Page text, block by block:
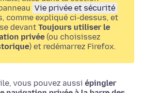
Vie privée et sécurité
comme expliqué ci-dessus, et
devant Toujours utiliser le
privée (ou choisissez
) et redémarrez Firefox.
vous pouvez aussi épingler